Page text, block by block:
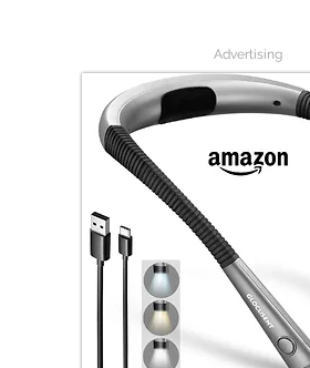
Advertising